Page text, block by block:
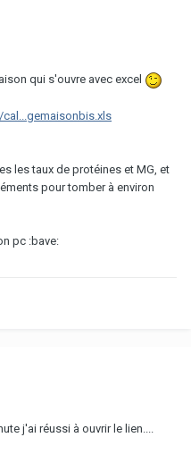
qui s'ouvre avec excel
les taux de protéines et MG, et
pour tomber à environ
pc :bave:
j'ai réussi à ouvrir le lien....